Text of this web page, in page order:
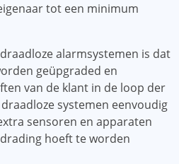
tot een minimum
alarmsystemen is dat
geüpgraded en
van de klant in de loop der
systemen eenvoudig
sensoren en apparaten
hoeft te worden